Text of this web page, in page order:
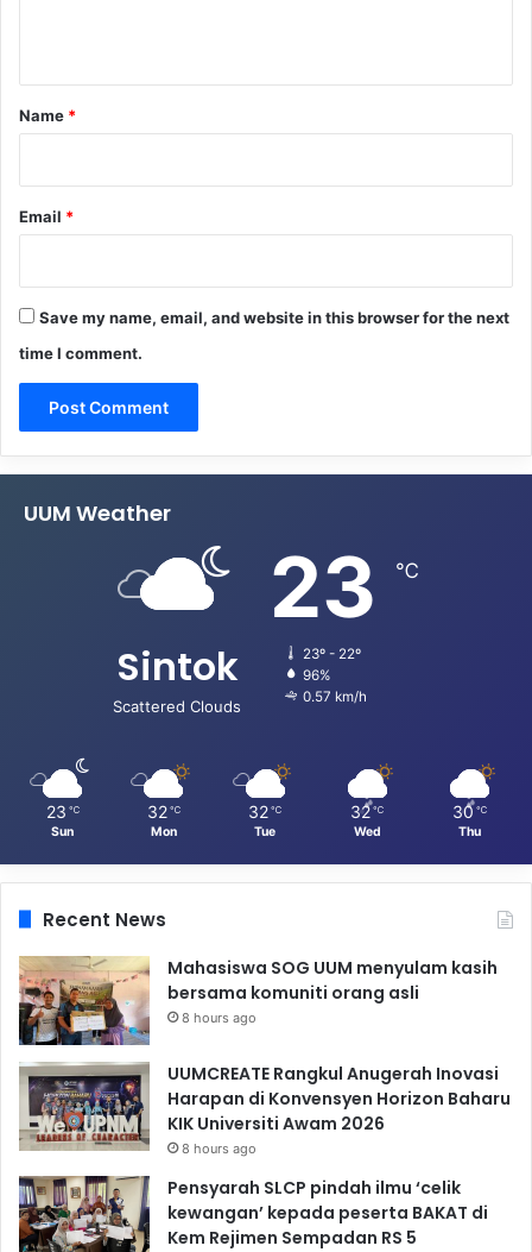
*
Name *
Email *
Save my name, email, and website in this browser for the next
time I comment.
UUM Weather
Sintok
Scattered Clouds
23 ℃
23º - 22º
96%
0.57 km/h
23 ℃
Sun
32 ℃
Mon
32 ℃
Tue
32 ℃
Wed
30 ℃
Thu
Recent News
Mahasiswa SOG UUM menyulam kasih
bersama komuniti orang asli
8 hours ago
UUMCREATE Rangkul Anugerah Inovasi
Harapan di Konvensyen Horizon Baharu
KIK Universiti Awam 2026
8 hours ago
Pensyarah SLCP pindah ilmu ‘celik
kewangan’ kepada peserta BAKAT di
Kem Rejimen Sempadan RS 5